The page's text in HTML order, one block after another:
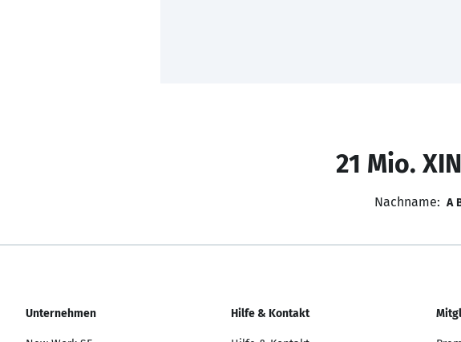
21 Mio.
Nachname: A
Unternehmen Hilfe & Kontakt